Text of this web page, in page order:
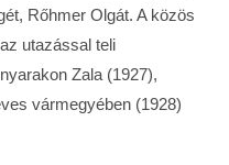
Rőhmer Olgát. A közös
utazással teli
Zala (1927),
vármegyében (1928)